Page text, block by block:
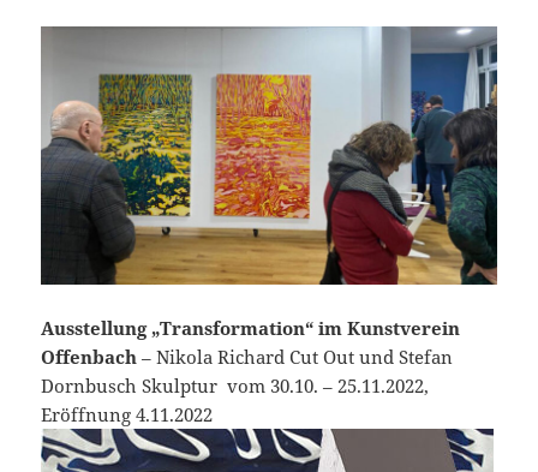
Ausstellung „Transformation“ im Kunstverein
Offenbach – Nikola Richard Cut Out und Stefan
Dornbusch Skulptur vom 30.10. – 25.11.2022,
Eröffnung 4.11.2022